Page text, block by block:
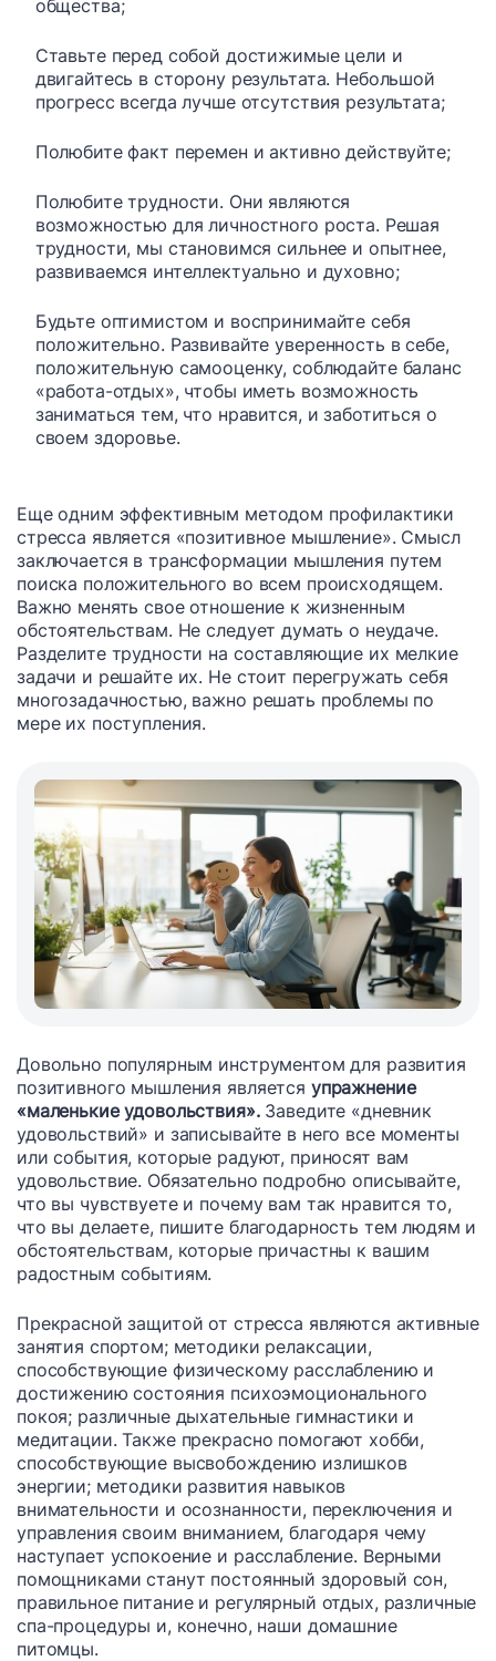
общества;
Ставьте перед собой достижимые цели и
двигайтесь в сторону результата. Небольшой
прогресс всегда лучше отсутствия результата;
Полюбите факт перемен и активно действуйте;
Полюбите трудности. Они являются
возможностью для личностного роста. Решая
трудности, мы становимся сильнее и опытнее,
развиваемся интеллектуально и духовно;
Будьте оптимистом и воспринимайте себя
положительно. Развивайте уверенность в себе,
положительную самооценку, соблюдайте баланс
«работа-отдых», чтобы иметь возможность
заниматься тем, что нравится, и заботиться о
своем здоровье.
Еще одним эффективным методом профилактики
стресса является «позитивное мышление». Смысл
заключается в трансформации мышления путем
поиска положительного во всем происходящем.
Важно менять свое отношение к жизненным
обстоятельствам. Не следует думать о неудаче.
Разделите трудности на составляющие их мелкие
задачи и решайте их. Не стоит перегружать себя
многозадачностью, важно решать проблемы по
мере их поступления.
Довольно популярным инструментом для развития
позитивного мышления является упражнение
«маленькие удовольствия». Заведите «дневник
удовольствий» и записывайте в него все моменты
или события, которые радуют, приносят вам
удовольствие. Обязательно подробно описывайте,
что вы чувствуете и почему вам так нравится то,
что вы делаете, пишите благодарность тем людям и
обстоятельствам, которые причастны к вашим
радостным событиям.
Прекрасной защитой от стресса являются активные
занятия спортом; методики релаксации,
способствующие физическому расслаблению и
достижению состояния психоэмоционального
покоя; различные дыхательные гимнастики и
медитации. Также прекрасно помогают хобби,
способствующие высвобождению излишков
энергии; методики развития навыков
внимательности и осознанности, переключения и
управления своим вниманием, благодаря чему
наступает успокоение и расслабление. Верными
помощниками станут постоянный здоровый сон,
правильное питание и регулярный отдых, различные
спа-процедуры и, конечно, наши домашние
питомцы.